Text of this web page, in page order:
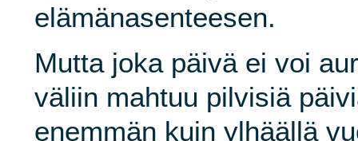
elämänasenteesen.
Mutta joka päivä ei voi
väliin mahtuu pilvisiä
enemmän kuin ylhäällä